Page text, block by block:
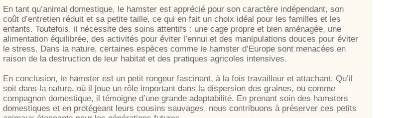
En tant qu’animal domestique, le hamster est apprécié pour son caractère indépendant, son
coût d’entretien réduit et sa petite taille, ce qui en fait un choix idéal pour les familles et les
enfants. Toutefois, il nécessite des soins attentifs : une cage propre et bien aménagée, une
alimentation équilibrée, des activités pour éviter l’ennui et des manipulations douces pour éviter
le stress. Dans la nature, certaines espèces comme le hamster d’Europe sont menacées en
raison de la destruction de leur habitat et des pratiques agricoles intensives.
En conclusion, le hamster est un petit rongeur fascinant, à la fois travailleur et attachant. Qu’il
soit dans la nature, où il joue un rôle important dans la dispersion des graines, ou comme
compagnon domestique, il témoigne d’une grande adaptabilité. En prenant soin des hamsters
domestiques et en protégeant leurs cousins sauvages, nous contribuons à préserver ces petits